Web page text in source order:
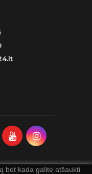
bet kada galite atšaukti